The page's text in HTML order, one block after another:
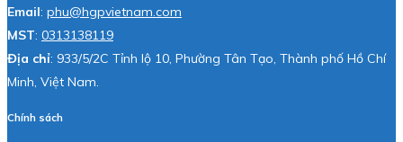
Email: phu@hgpvietnam.com
MST: 0313138119
Địa chỉ: 933/5/2C Tỉnh lộ 10, Phường Tân Tạo, Thành phố Hồ Chí
Minh, Việt Nam.
Chính sách